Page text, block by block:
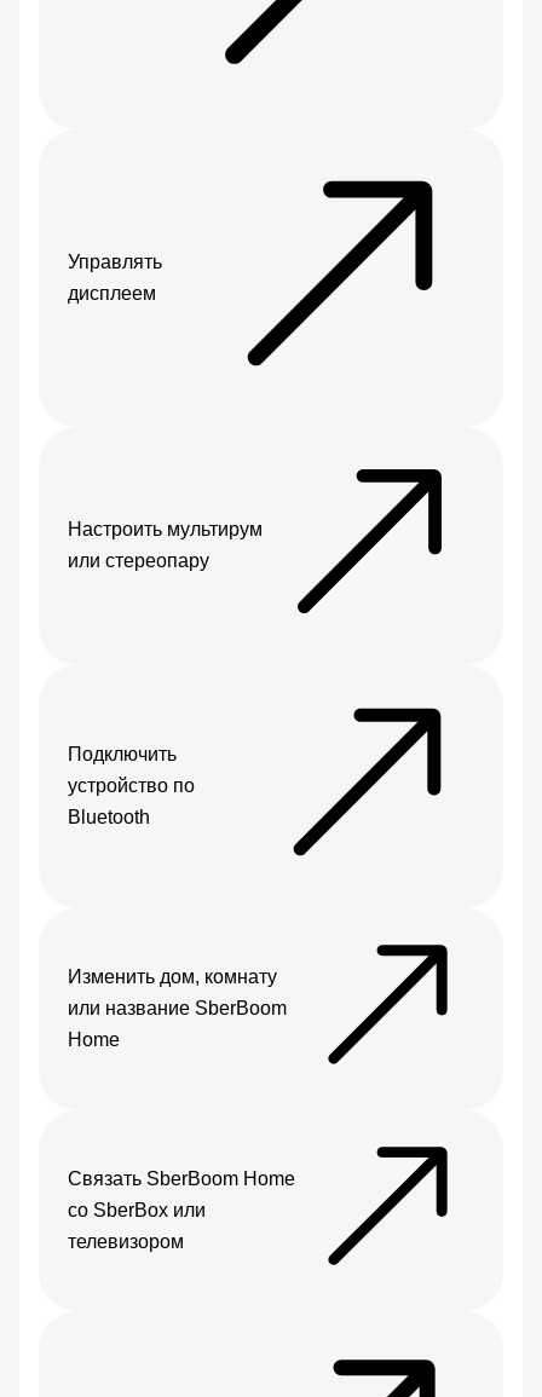
Управлять
дисплеем
Настроить мультирум
или стереопару
Подключить
устройство по
Bluetooth
Изменить дом, комнату
или название SberBoom
Home
Связать SberBoom Home
со SberBox или
телевизором